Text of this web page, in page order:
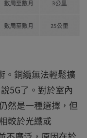
。銅纜無法輕鬆擴
5G了。對於室內
然是一種選擇，但
較於光纖或